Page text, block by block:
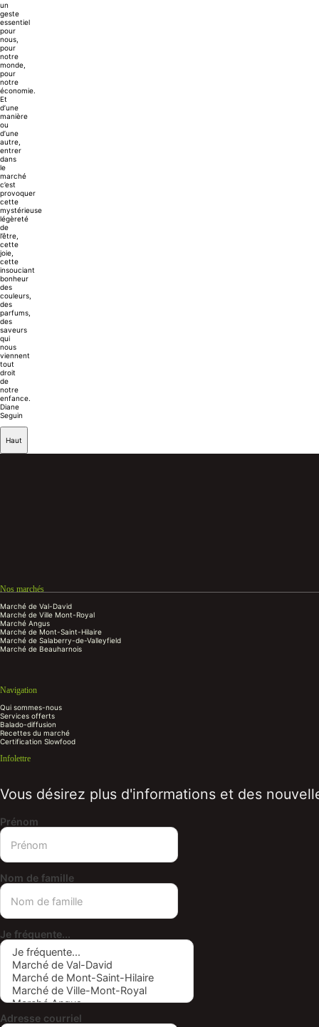
un
geste
essentiel
pour
nous,
pour
notre
monde,
pour
notre
économie.
Et
d’une
manière
ou
d’une
autre,
entrer
dans
le
marché
c’est
provoquer
cette
mystérieuse
légèreté
de
l’être,
cette
joie,
cette
insouciant
bonheur
des
couleurs,
des
parfums,
des
saveurs
qui
nous
viennent
tout
droit
de
notre
enfance.
Diane
Seguin
Haut
Nos marchés
Marché de Val-David
Marché de Ville Mont-Royal
Marché Angus
Marché de Mont-Saint-Hilaire
Marché de Salaberry-de-Valleyfield
Marché de Beauharnois
Navigation
Qui sommes-nous
Services offerts
Balado-diffusion
Recettes du marché
Certification Slowfood
Infolettre
Vous désirez plus d'informations et des
Prénom
Nom de famille
Je fréquente...
Adresse courriel